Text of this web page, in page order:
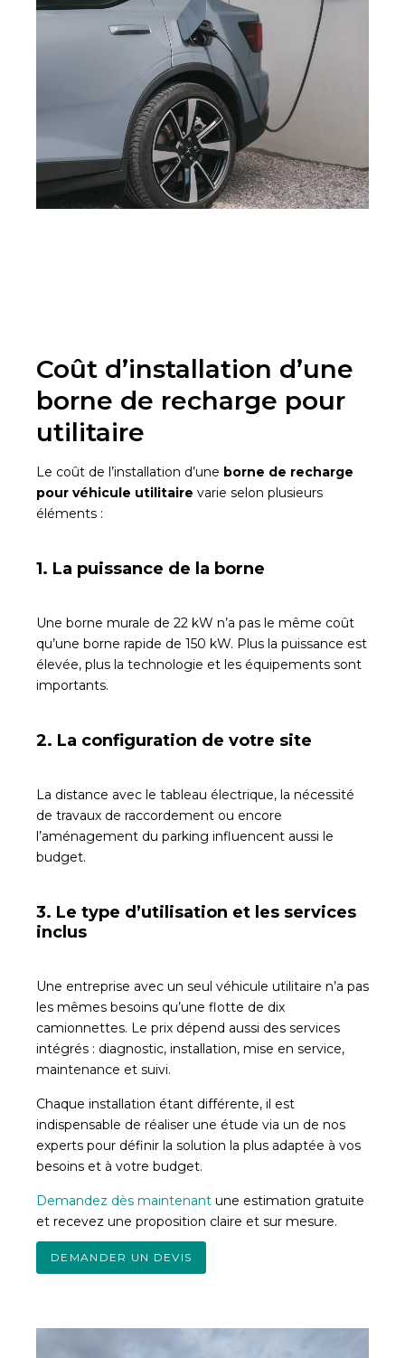
Coût d’installation d’une
borne de recharge pour
utilitaire
Le coût de l’installation d’une borne de recharge
pour véhicule utilitaire varie selon plusieurs
éléments :
1. La puissance de la borne
Une borne murale de 22 kW n’a pas le même coût
qu’une borne rapide de 150 kW. Plus la puissance est
élevée, plus la technologie et les équipements sont
importants.
2. La configuration de votre site
La distance avec le tableau électrique, la nécessité
de travaux de raccordement ou encore
l’aménagement du parking influencent aussi le
budget.
3. Le type d’utilisation et les services
inclus
Une entreprise avec un seul véhicule utilitaire n’a pas
les mêmes besoins qu’une flotte de dix
camionnettes. Le prix dépend aussi des services
intégrés : diagnostic, installation, mise en service,
maintenance et suivi.
Chaque installation étant différente, il est
indispensable de réaliser une étude via un de nos
experts pour définir la solution la plus adaptée à vos
besoins et à votre budget.
Demandez dès maintenant une estimation gratuite
et recevez une proposition claire et sur mesure.
DEMANDER UN DEVIS